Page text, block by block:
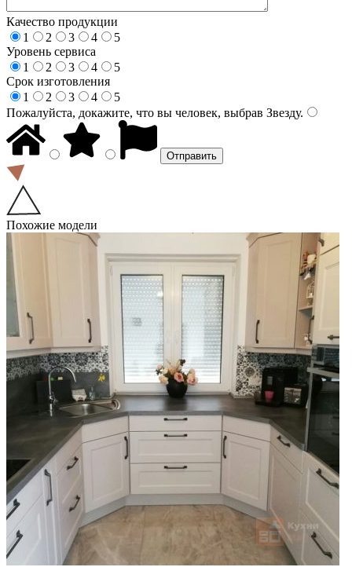
Качество продукции
1
2 3 4
5
Уровень сервиса
1
2 3 4
5
Срок изготовления
1
2 3 4
5
Пожалуйста, докажите, что вы человек, выбрав Звезду.
Похожие модели